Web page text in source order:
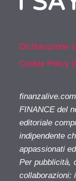
Dichiarazione
Cookie Policy
FINANCE del
editoriale
indipendente
appassionati
Per pubblicità,
collaborazioni: